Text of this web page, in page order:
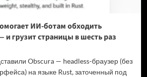
ИИ-ботам обходить
и грузит страницы в шесть раз
Obscura — headless-браузер (без
на языке Rust, заточенный под